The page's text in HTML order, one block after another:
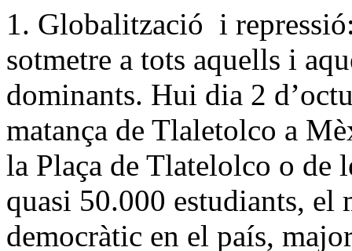
1. Globalització i
sotmetre a tots aquells i
dominants. Hui dia 2
matança de Tlaletolco a
la Plaça de Tlatelolco o de
quasi 50.000 estudiants, el
democràtic en el país,